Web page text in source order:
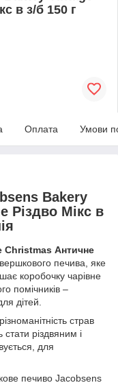
в з/б 150 г
Оплата Умови
Bakery
Різдво Мікс в
Christmas Античне
печива, яке
коробочку чарівне
помічників –
дітей.
страв
різдвяним і
для
печиво Jacobsens